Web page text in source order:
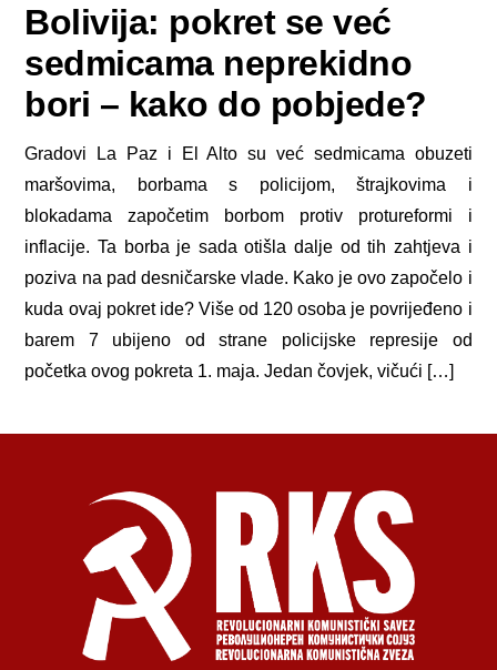
Bolivija: pokret se već
sedmicama neprekidno
bori – kako do pobjede?
Gradovi La Paz i El Alto su već sedmicama obuzeti
maršovima, borbama s policijom, štrajkovima i
blokadama započetim borbom protiv protureformi i
inflacije. Ta borba je sada otišla dalje od tih zahtjeva i
poziva na pad desničarske vlade. Kako je ovo započelo i
kuda ovaj pokret ide? Više od 120 osoba je povrijeđeno i
barem 7 ubijeno od strane policijske represije od
početka ovog pokreta 1. maja. Jedan čovjek, vičući […]